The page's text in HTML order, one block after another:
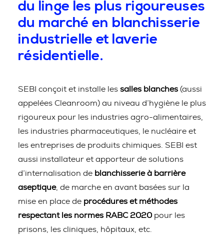
du linge les plus rigoureuses
du marché en blanchisserie
industrielle et laverie
résidentielle.
SEBI conçoit et installe les salles blanches (aussi
appelées Cleanroom) au niveau d’hygiène le plus
rigoureux pour les industries agro-alimentaires,
les industries pharmaceutiques, le nucléaire et
les entreprises de produits chimiques. SEBI est
aussi installateur et apporteur de solutions
d’internalisation de blanchisserie à barrière
aseptique, de marche en avant basées sur la
mise en place de procédures et méthodes
respectant les normes RABC 2020 pour les
prisons, les cliniques, hôpitaux, etc.